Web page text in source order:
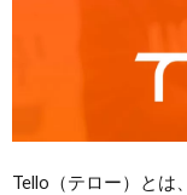
Tello（テロー）とは